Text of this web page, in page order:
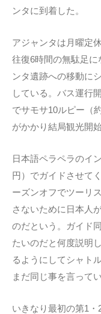
ンタに到着した。
アジャンタは月曜定
往復6時間の無駄足
ンタ遺跡への移動に
している。バス運行
でサモサ10ルピー（
がかかり結局観光開
日本語ペラペラのイ
円）でガイドさせて
ーズンオフでツーリ
さないために日本人
のだという。ガイド
たいのだと何度説明
るようにしてシャト
まだ同じ事を言ってい
いきなり最初の第1・